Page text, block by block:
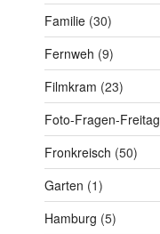
Familie(30)
Fernweh (9)
Filmkram (23)
Foto-Fragen-Freitag
Fronkreisch (50)
Garten (1)
Hamburg (5)